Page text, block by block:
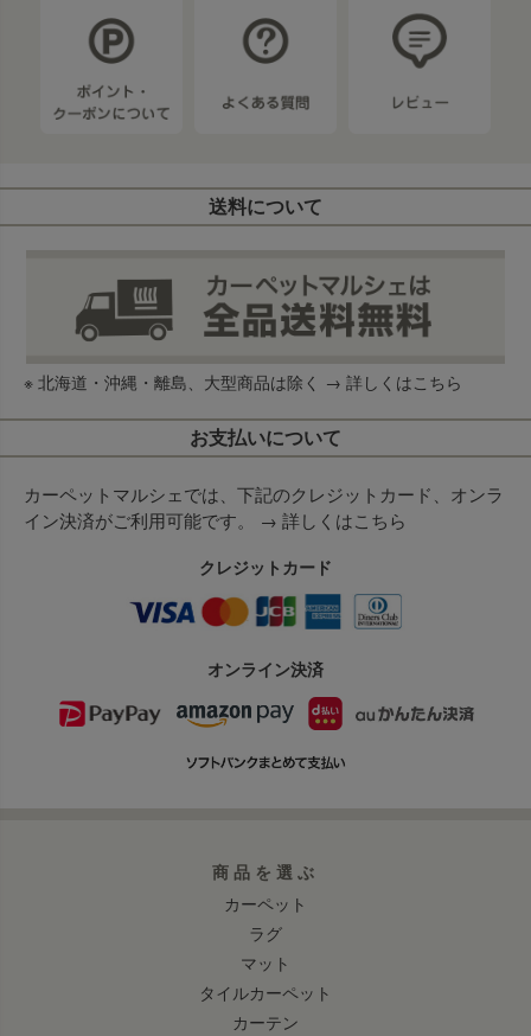
送料について
※ 北海道・沖縄・離島、大型商品は除く → 詳しくはこちら
お支払いについて
カーペットマルシェでは、下記のクレジットカード、オンラ
イン決済がご利用可能です。 → 詳しくはこちら
クレジットカード
オンライン決済
商品を選ぶ
カーペット
ラグ
マット
タイルカーペット
カーテン